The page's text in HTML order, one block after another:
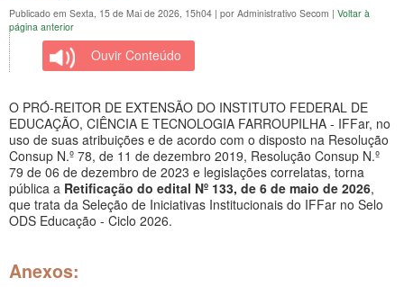
Publicado em Sexta, 15 de Mai de 2026, 15h04 | por Administrativo Secom | Voltar à
página anterior
Ouvir Conteúdo
O PRÓ-REITOR DE EXTENSÃO DO INSTITUTO FEDERAL DE
EDUCAÇÃO, CIÊNCIA E TECNOLOGIA FARROUPILHA - IFFar, no
uso de suas atribuições e de acordo com o disposto na Resolução
Consup N.º 78, de 11 de dezembro 2019, Resolução Consup N.º
79 de 06 de dezembro de 2023 e legislações correlatas, torna
pública a Retificação do edital Nº 133, de 6 de maio de 2026,
que trata da Seleção de Iniciativas Institucionais do IFFar no Selo
ODS Educação - Ciclo 2026.
Anexos: